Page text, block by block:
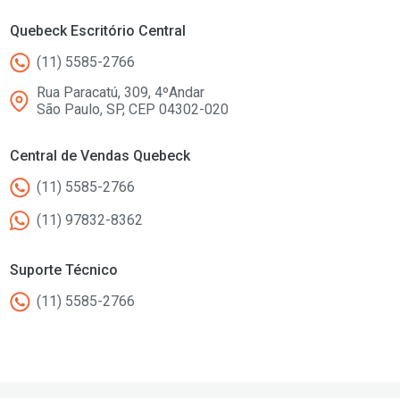
Quebeck Escritório Central
(11) 5585-2766
Rua Paracatú, 309, 4ºAndar
São Paulo, SP, CEP 04302-020
Central de Vendas Quebeck
(11) 5585-2766
(11) 97832-8362
Suporte Técnico
(11) 5585-2766